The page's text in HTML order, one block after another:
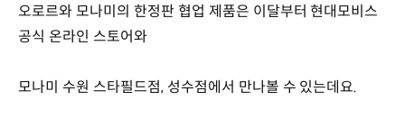
오로르와 모나미의 한정판 협업 제품은 이달부터 현대모비스
공식 온라인 스토어와
모나미 수원 스타필드점, 성수점에서 만나볼 수 있는데요.